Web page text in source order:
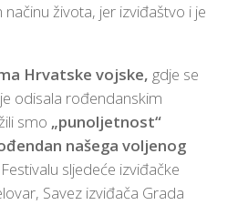
života, jer izviđaštvo i je
Hrvatske vojske, gdje se
odisala rođendanskim
smo „punoljetnost“
našega voljenog
sljedeće izviđačke
Savez izviđača Grada